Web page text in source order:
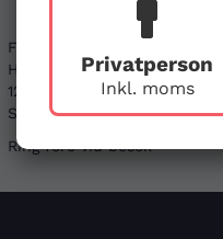
Privatperson
Inkl. moms
First Aid Sweden
Hägerstensvägen 125
126 48 Hägersten,
Stockholm
Ring före vid besök